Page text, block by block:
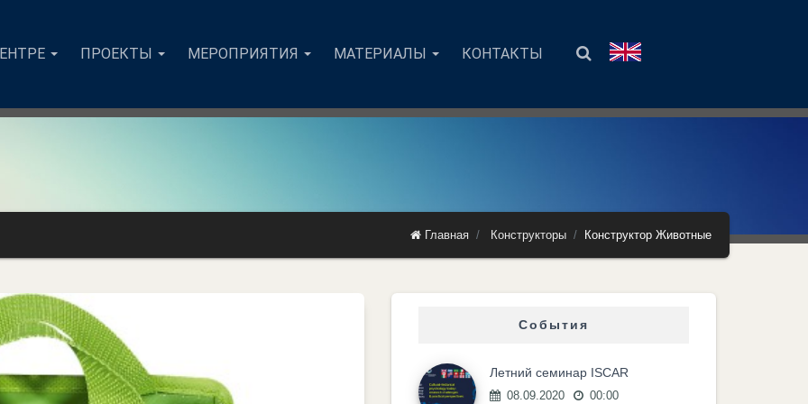
ПРОЕКТЫ МЕРОПРИЯТИЯ МАТЕРИАЛЫ КОНТАКТЫ
Главная Конструкторы Конструктор Животные
События
Летний семинар ISCAR
08.09.2020 00:00